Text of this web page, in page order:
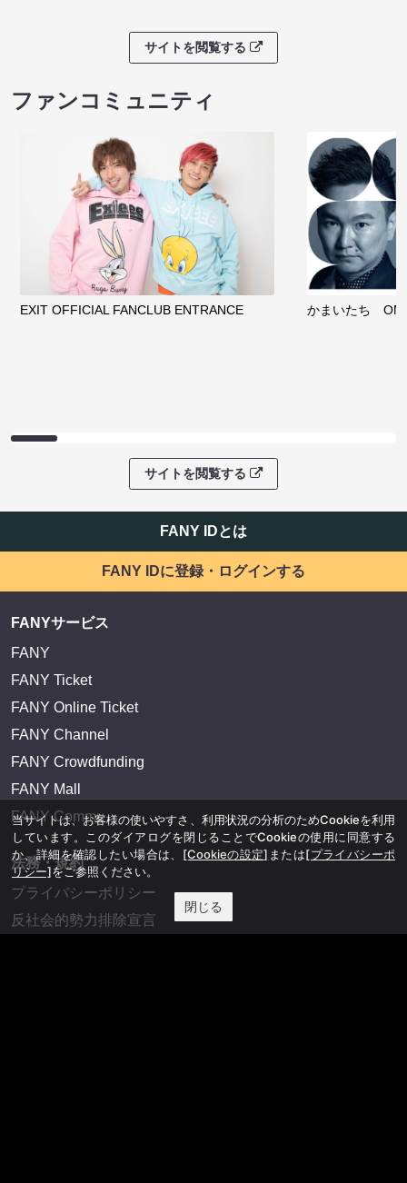
サイトを閲覧する
ファンコミュニティ
EXIT OFFICIAL FANCLUB ENTRANCE かまいたち
サイトを閲覧する
FANY IDとは
FANY IDに登録・ログインする
FANYサービス
FANY
FANY Ticket
FANY Online Ticket
FANY Channel
FANY Crowdfunding
FANY Mall
FANY Commu
法務・規約
プライバシーポリシー
反社会的勢力排除宣言
当サイトは、お客様の使いやすさ、利用状況の分析のためCookieを利用
しています。このダイアログを閉じることでCookieの使用に同意する
か、詳細を確認したい場合は、 [Cookieの設定] または[プライバシーポ
リシー]をご参照ください。
閉じる